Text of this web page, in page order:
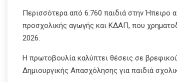
Περισσότερα από 6.760 παιδιά στην Ήπειρο
προσχολικής αγωγής και ΚΔΑΠ, που
2026.
Η πρωτοβουλία καλύπτει θέσεις σε
Δημιουργικής Απασχόλησης για παιδιά